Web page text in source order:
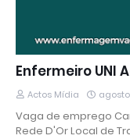
Enfermeiro UNI
Actos Mídia
Vaga de emprego
Rede D'Or Local de